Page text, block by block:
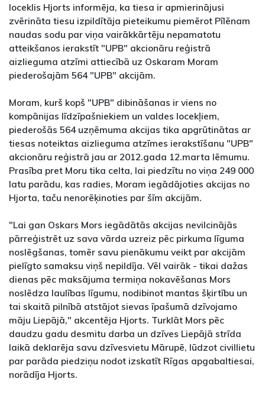
loceklis Hjorts informēja, ka tiesa ir apmierinājusi
zvērināta tiesu izpildītāja pieteikumu piemērot Pīlēnam
naudas sodu par viņa vairākkārtēju nepamatotu
atteikšanos ierakstīt "UPB" akcionāru reģistrā
aizlieguma atzīmi attiecībā uz Oskaram Moram
piederošajām 564 "UPB" akcijām.
Moram, kurš kopš "UPB" dibināšanas ir viens no
kompānijas līdzīpašniekiem un valdes locekļiem,
piederošās 564 uzņēmuma akcijas tika apgrūtinātas ar
tiesas noteiktas aizlieguma atzīmes ierakstīšanu "UPB"
akcionāru reģistrā jau ar 2012.gada 12.marta lēmumu.
Prasība pret Moru tika celta, lai piedzītu no viņa 249 000
latu parādu, kas radies, Moram iegādājoties akcijas no
Hjorta, taču nenorēķinoties par šīm akcijām.
"Lai gan Oskars Mors iegādātās akcijas nevilcinājās
pārreģistrēt uz sava vārda uzreiz pēc pirkuma līguma
noslēgšanas, tomēr savu pienākumu veikt par akcijām
pielīgto samaksu viņš nepildīja. Vēl vairāk - tikai dažas
dienas pēc maksājuma termiņa nokavēšanas Mors
noslēdza laulības līgumu, nodibinot mantas šķirtību un
tai skaitā pilnībā atstājot sievas īpašumā dzīvojamo
māju Liepājā," akcentēja Hjorts. Turklāt Mors pēc
daudzu gadu desmitu darba un dzīves Liepājā strīda
laikā deklarēja savu dzīvesvietu Mārupē, lūdzot civillietu
par parāda piedziņu nodot izskatīt Rīgas apgabaltiesai,
norādīja Hjorts.